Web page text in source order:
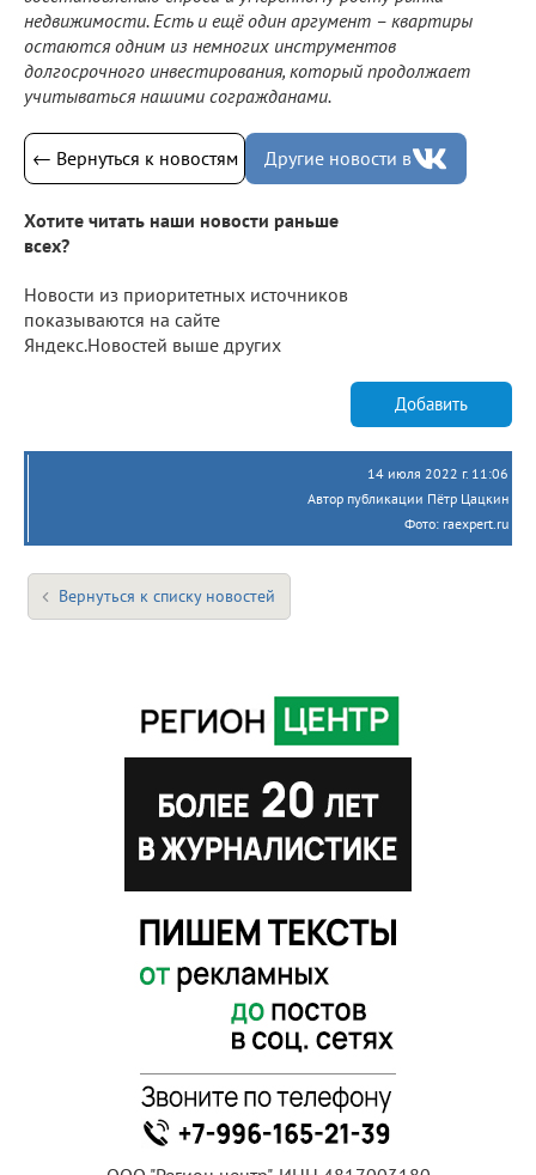
недвижимости. Есть и ещё один аргумент – квартиры
остаются одним из немногих инструментов
долгосрочного инвестирования, который продолжает
учитываться нашими согражданами.
← Вернуться к новостям Другие новости в
Хотите читать наши новости раньше
всех?
Новости из приоритетных источников
показываются на сайте
Яндекс.Новостей выше других
Добавить
14 июля 2022 г. 11:06
Автор публикации Пётр Цацкин
Фото: raexpert.ru
Вернуться к списку новостей